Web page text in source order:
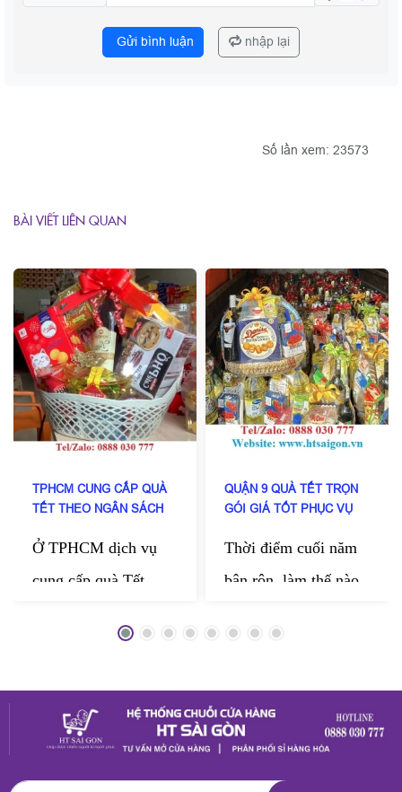
Gửi bình luận nhập lại
Số lần xem: 23573
BÀI VIẾT LIÊN QUAN
TPHCM CUNG CẤP QUÀ
TẾT THEO NGÂN SÁCH
Ở TPHCM dịch vụ
cung cấp quà Tết
nghiệp của HT Sài
công ty tin chọn mỗi
dịp cuối năm. Đến
QUẬN 9 QUÀ TẾT TRỌN
GÓI GIÁ TỐT PHỤC VỤ
Thời điểm cuối năm
bận rộn, làm thế nào
người thân, bạn bè,
đối tác? HT Sài Gòn